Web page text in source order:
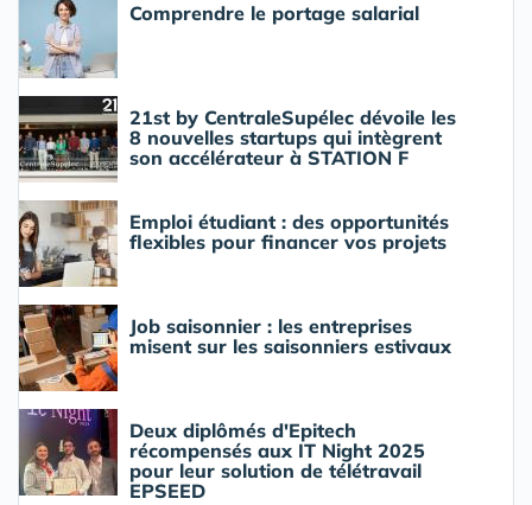
Comprendre le portage salarial
21st by CentraleSupélec dévoile les
8 nouvelles startups qui intègrent
son accélérateur à STATION F
Emploi étudiant : des opportunités
flexibles pour financer vos projets
Job saisonnier : les entreprises
misent sur les saisonniers estivaux
Deux diplômés d'Epitech
récompensés aux IT Night 2025
pour leur solution de télétravail
EPSEED